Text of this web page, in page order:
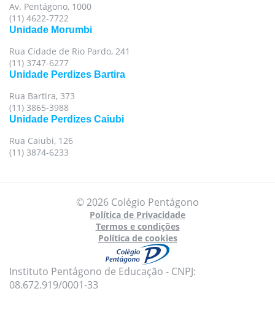
Av. Pentágono, 1000
(11) 4622-7722
Unidade Morumbi
Rua Cidade de Rio Pardo, 241
(11) 3747-6277
Unidade Perdizes Bartira
Rua Bartira, 373
(11) 3865-3988
Unidade Perdizes Caiubi
Rua Caiubi, 126
(11) 3874-6233
© 2026 Colégio Pentágono
Política de Privacidade
Termos e condições
Política de cookies
Instituto Pentágono de Educação - CNPJ:
08.672.919/0001-33